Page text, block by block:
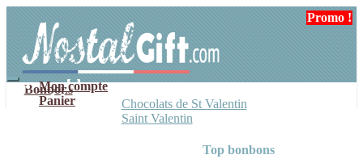
navigation
contenu
Mon compte
Panier
Bonbons
Chocolats de St Valentin
Saint Valentin
Top bonbons
Promo !
Promo !